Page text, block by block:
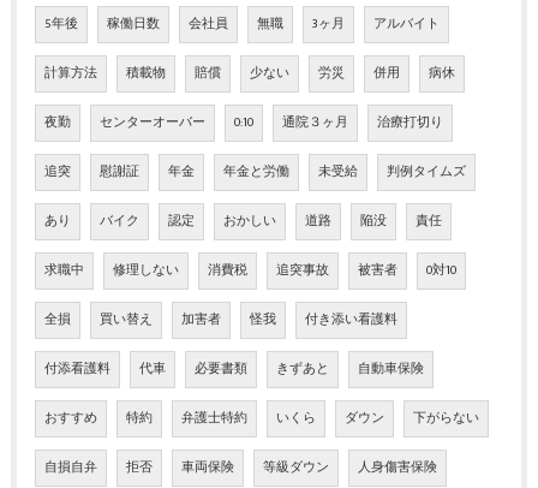
5年後 稼働日数 会社員 無職 3ヶ月 アルバイト
計算方法 積載物 賠償 少ない 労災 併用 病休
夜勤 センターオーバー 0:10 通院３ヶ月 治療打切り
追突 慰謝証 年金 年金と労働 未受給 判例タイムズ
あり バイク 認定 おかしい 道路 陥没 責任
求職中 修理しない 消費税 追突事故 被害者 0対10
全損 買い替え 加害者 怪我 付き添い看護料
付添看護料 代車 必要書類 きずあと 自動車保険
おすすめ 特約 弁護士特約 いくら ダウン 下がらない
自損自弁 拒否 車両保険 等級ダウン 人身傷害保険